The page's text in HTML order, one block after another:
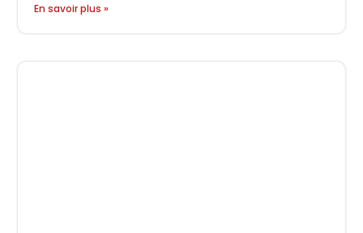
En savoir plus »